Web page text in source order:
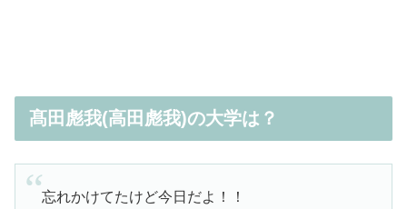
髙田彪我(高田彪我)の大学は？
忘れかけてたけど今日だよ！！